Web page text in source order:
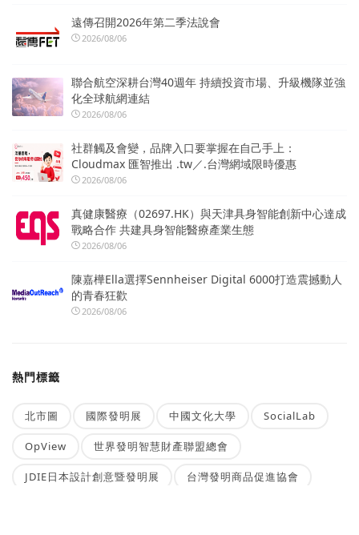
遠傳召開2026年第二季法說會
2026/08/06
聯合航空深耕台灣40週年 持續投資市場、升級機隊並強
化全球航網連結
2026/08/06
社群觸及會變，品牌入口要掌握在自己手上：
Cloudmax 匯智推出 .tw／.台灣網域限時優惠
2026/08/06
真健康醫療（02697.HK）與天津具身智能創新中心達成
戰略合作 共建具身智能醫療產業生態
2026/08/06
陳嘉樺Ella選擇Sennheiser Digital 6000打造震撼動人
的青春狂歡
2026/08/06
熱門標籤
北市圖 國際發明展 中國文化大學 SocialLab
OpView 世界發明智慧財產聯盟總會
JDIE日本設計創意暨發明展 台灣發明商品促進協會